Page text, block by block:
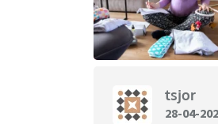
tsjor
28-04-